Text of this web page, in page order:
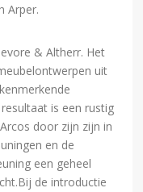
Arper.
& Altherr. Het
uit
is een rustig
door zijn zijn in
en de
een geheel
de introductie